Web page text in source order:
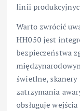
linii
Warto zwrócić
HH050 jest
bezpieczeństwa
świetlne, skanery
zatrzymania
obsługuje